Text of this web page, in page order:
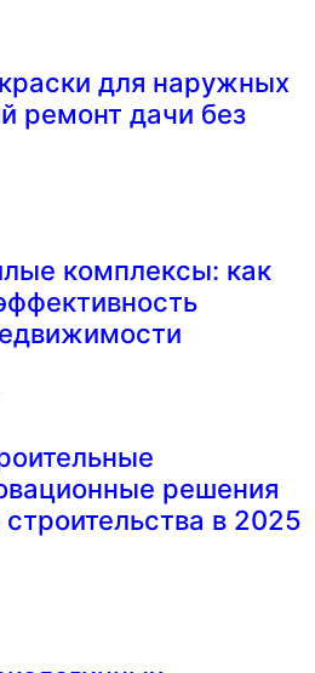
для наружных
ремонт дачи без
комплексы: как
решения
в 2025